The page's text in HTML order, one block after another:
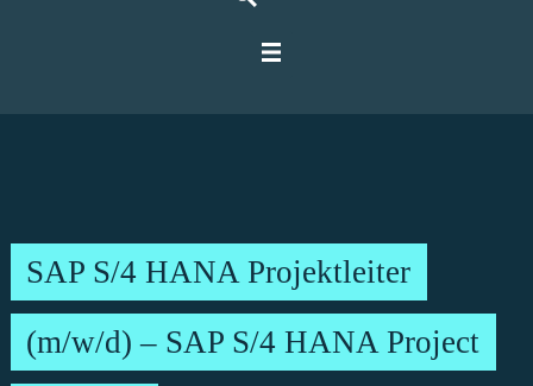
SAP S/4 HANA Projektleiter
(m/w/d) – SAP S/4 HANA Project